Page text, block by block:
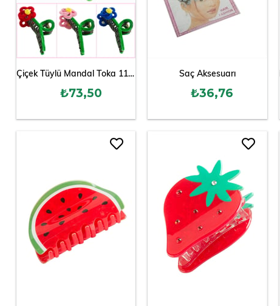
Çiçek Tüylü Mandal Toka 11 cm
₺73,50
Saç Aksesuarı
₺36,76